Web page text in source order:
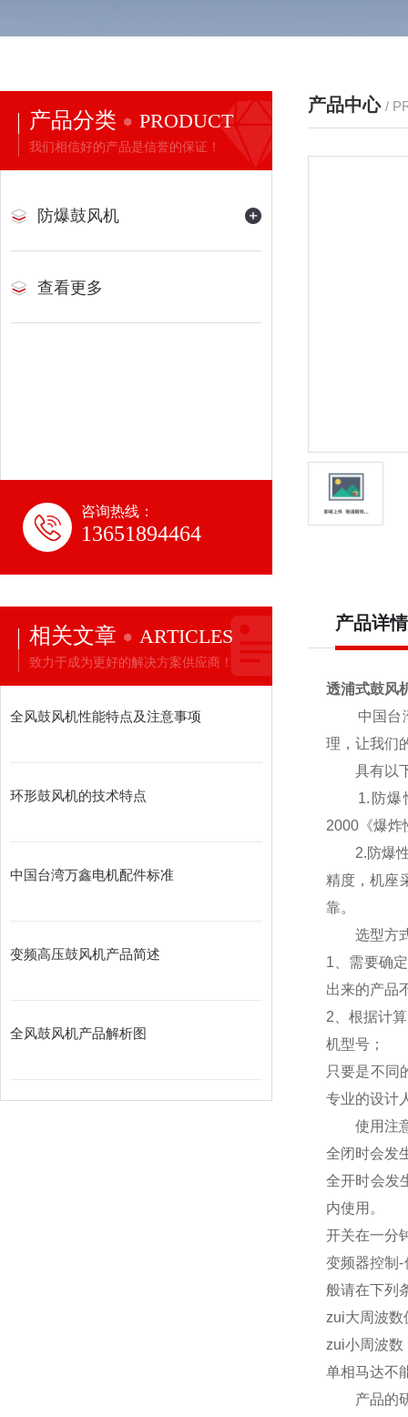
产品分类 PRODUCT
我们相信好的产品是信誉的保证！
防爆鼓风机
查看更多
咨询热线：
13651894464
相关文章 ARTICLES
致力于成为更好的解决方案供应商！
全风鼓风机性能特点及注意事项
环形鼓风机的技术特点
中国台湾万鑫电机配件标准
变频高压鼓风机产品简述
全风鼓风机产品解析图
产品中心 /
产品详情
透浦式鼓风
中国台湾
理，让我们
具有以
1.防爆性
2000《爆炸
2.防爆性
精度，机座
靠。
选型方
1、需要确
出来的产品
2、根据计
机型号；
只要是不同
专业的设计
使用注
全闭时会发
全开时会发
内使用。
开关在一分
变频器控制
般请在下列
zui大周波数
zui小周波数
单相马达不
产品的